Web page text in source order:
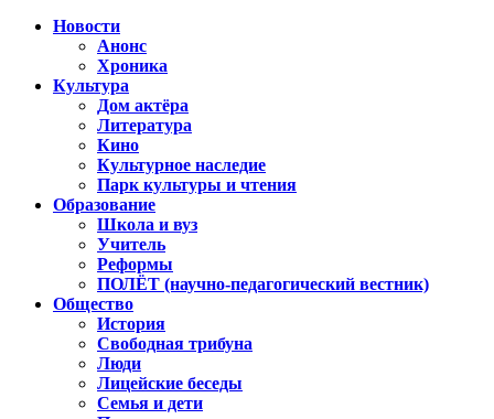
Новости
Анонс
Хроника
Культура
Дом актёра
Литература
Кино
Культурное наследие
Парк культуры и чтения
Образование
Школа и вуз
Учитель
Реформы
ПОЛЁТ (научно-педагогический вестник)
Общество
История
Свободная трибуна
Люди
Лицейские беседы
Семья и дети